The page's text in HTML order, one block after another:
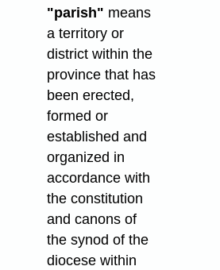
"parish" means
a territory or
district within the
province that has
been erected,
formed or
established and
organized in
accordance with
the constitution
and canons of
the synod of the
diocese within